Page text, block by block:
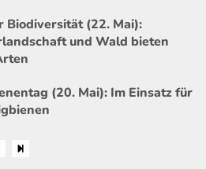
Biodiversität (22. Mai):
und Wald bieten
(20. Mai): Im Einsatz für